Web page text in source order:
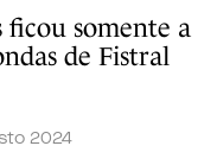
somente a
de Fistral
2024